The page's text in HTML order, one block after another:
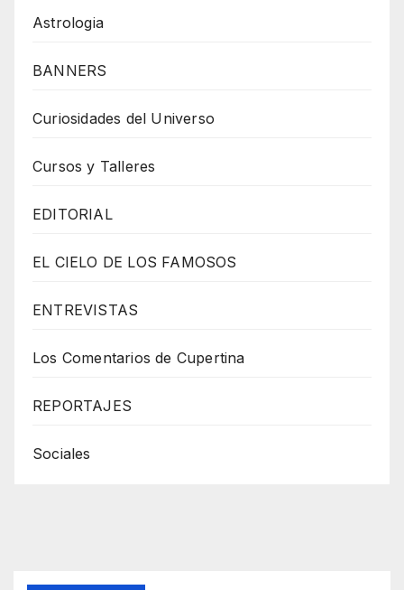
Astrologia
BANNERS
Curiosidades del Universo
Cursos y Talleres
EDITORIAL
EL CIELO DE LOS FAMOSOS
ENTREVISTAS
Los Comentarios de Cupertina
REPORTAJES
Sociales